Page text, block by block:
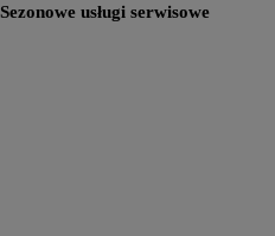
Sezonowe usługi serwisowe